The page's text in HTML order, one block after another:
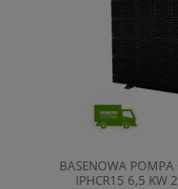
BASENOWA POMPA
IPHCR15 6,5 KW